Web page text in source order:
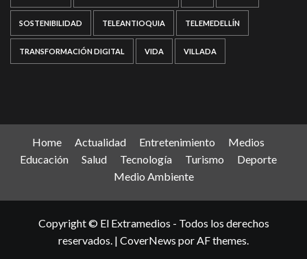
SOSTENIBILIDAD TELEANTIOQUIA TELEMEDELLÍN
TRANSFORMACIÓN DIGITAL VIDA VILLADA
Home Actualidad Entretenimiento
Medios
Educación
Salud Tecnología Turismo
Deporte
Medio Ambiente
Copyright © El Extramedios - Todos los derechos
reservados. | CoverNews por AF themes.